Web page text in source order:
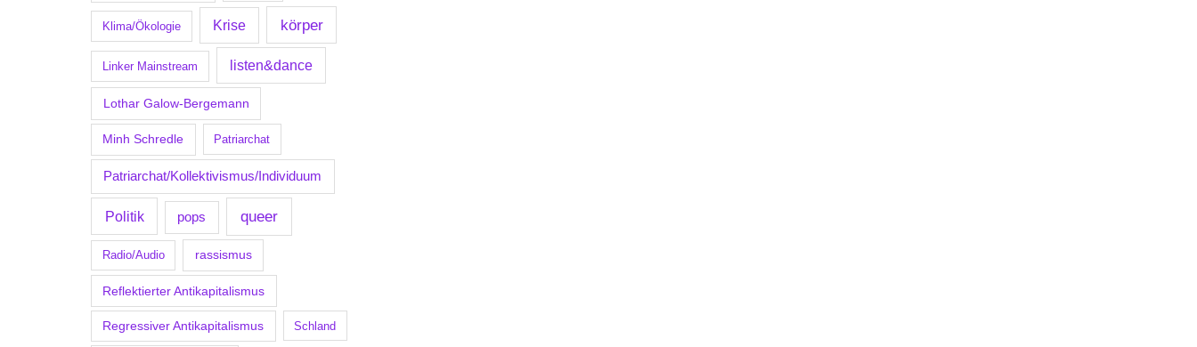
Klima/Ökologie Krise körper
Linker Mainstream listen&dance
Lothar Galow-Bergemann
Minh Schredle Patriarchat
Patriarchat/Kollektivismus/Individuum
Politik pops queer
Radio/Audio rassismus
Reflektierter Antikapitalismus
Regressiver Antikapitalismus Schland